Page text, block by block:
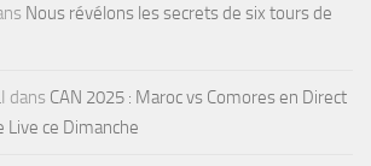
Nous révélons les secrets de six tours de
dans CAN 2025 : Maroc vs Comores en Direct
Live ce Dimanche